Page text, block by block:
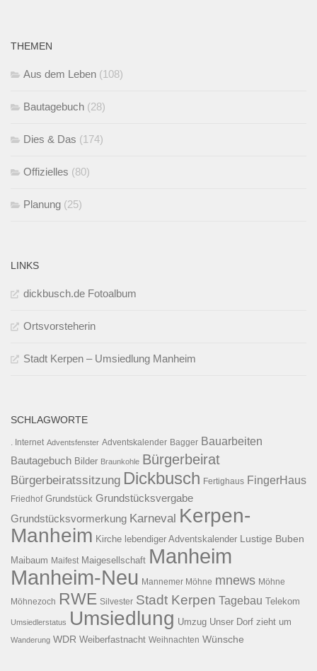
THEMEN
Aus dem Leben (108)
Bautagebuch (28)
Dies & Das (174)
Offizielles (80)
Planung (25)
LINKS
dickbusch.de Fotoalbum
Ortsvorsteherin
Stadt Kerpen – Umsiedlung Manheim
SCHLAGWORTE
. Internet Adventsfenster Adventskalender Bagger Bauarbeiten
Bautagebuch Bilder Braunkohle Bürgerbeirat
Bürgerbeiratssitzung Dickbusch Fertighaus FingerHaus
Friedhof Grundstück Grundstücksvergabe
Grundstücksvormerkung Karneval Kerpen-
Manheim Kirche lebendiger Adventskalender Lustige Buben
Maibaum Maifest Maigesellschaft Manheim
Manheim-Neu Mannemer Möhne mnews Möhne
Möhnezoch RWE Silvester Stadt Kerpen Tagebau Telekom
Umsiedlerstatus Umsiedlung Umzug Unser Dorf zieht um
Wanderung WDR Weiberfastnacht Weihnachten Wünsche